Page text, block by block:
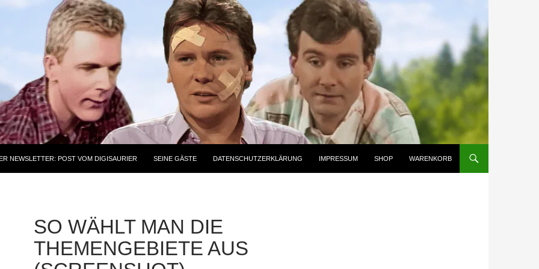
NEWSLETTER: POST VOM DIGISAURIER SEINE GÄSTE DATENSCHUTZERKLÄRUNG IMPRESSUM SHOP WARENKORB
SO WÄHLT MAN DIE
THEMENGEBIETE AUS